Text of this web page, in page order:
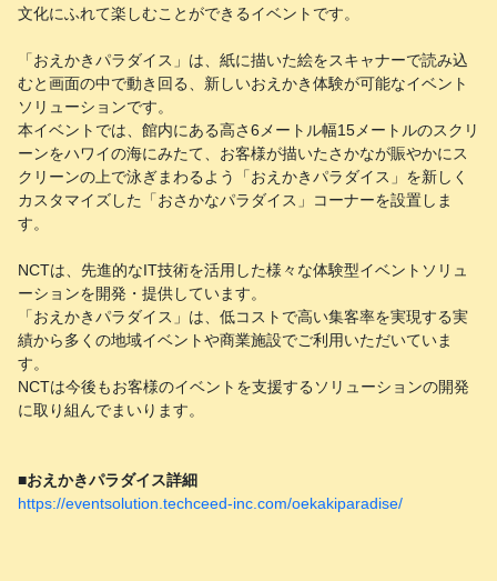
文化にふれて楽しむことができるイベントです。
「おえかきパラダイス」は、紙に描いた絵をスキャナーで読み込
むと画面の中で動き回る、新しいおえかき体験が可能なイベント
ソリューションです。
本イベントでは、館内にある高さ6メートル幅15メートルのスクリ
ーンをハワイの海にみたて、お客様が描いたさかなが賑やかにス
クリーンの上で泳ぎまわるよう「おえかきパラダイス」を新しく
カスタマイズした「おさかなパラダイス」コーナーを設置しま
す。
NCTは、先進的なIT技術を活用した様々な体験型イベントソリュ
ーションを開発・提供しています。
「おえかきパラダイス」は、低コストで高い集客率を実現する実
績から多くの地域イベントや商業施設でご利用いただいていま
す。
NCTは今後もお客様のイベントを支援するソリューションの開発
に取り組んでまいります。
■おえかきパラダイス詳細
https://eventsolution.techceed-inc.com/oekakiparadise/